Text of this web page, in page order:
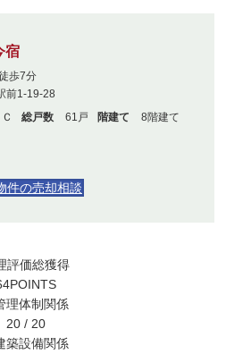
宿
歩7分
前1-19-28
総戸数 61戸 階建て 8階建て
件の売却相談
評価総獲得
POINTS
理体制関係
20 / 20
築設備関係